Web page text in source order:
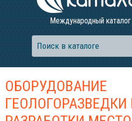
Международный каталог
ОБОРУДОВАНИЕ
ГЕОЛОГОРАЗВЕДКИ